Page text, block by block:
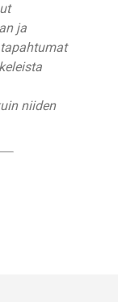
ja
niiden